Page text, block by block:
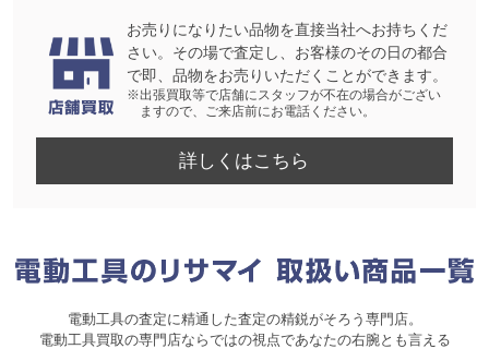
お売りになりたい品物を直接当社へお持ちくだ
さい。その場で査定し、お客様のその日の都合
で即、品物をお売りいただくことができます。
※出張買取等で店舗にスタッフが不在の場合がござい
ますので、ご来店前にお電話ください。
詳しくはこちら
電動工具の査定に精通した査定の精鋭がそろう専門店。
電動工具買取の専門店ならではの視点であなたの右腕とも言える